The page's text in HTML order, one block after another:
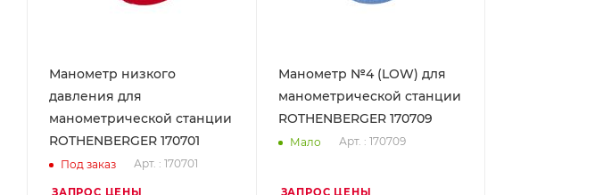
Манометр низкого
давления для
манометрической станции
ROTHENBERGER 170701
Под заказ Арт. : 170701
ЗАПРОС ЦЕНЫ
Манометр №4 (LOW) для
манометрической станции
ROTHENBERGER 170709
Мало Арт. : 170709
ЗАПРОС ЦЕНЫ